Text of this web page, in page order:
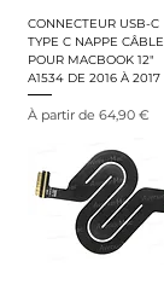
CONNECTEUR USB-C
TYPE C NAPPE CÂBLE
POUR MACBOOK 12"
A1534 DE 2016 À 2017
À partir de 64,90 €
Prix promotionnel